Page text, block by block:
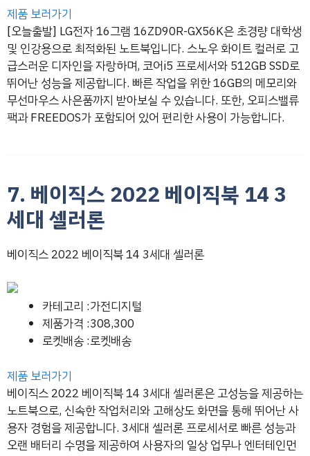
제품 보러가기
[오늘출발] LG전자 16그램 16ZD90R-GX56K은 초경량 대학생
및 인강용으로 최적화된 노트북입니다. 스노우 화이트 컬러로 고
급스러운 디자인을 자랑하며, 코어i5 프로세서와 512GB SSD로
뛰어난 성능을 제공합니다. 빠른 작업을 위한 16GB의 메모리와
무선마우스 사은품까지 받아보실 수 있습니다. 또한, 오피스밸류
팩과 FREEDOS가 포함되어 있어 편리한 사용이 가능합니다.
7. 베이직스 2022 베이직북 14 3
세대 셀러론
베이직스 2022 베이직북 14 3세대 셀러론
카테고리 :가전디지털
제품가격 :308,300
로켓배송 :로켓배송
제품 보러가기
베이직스 2022 베이직북 14 3세대 셀러론은 고성능을 제공하는
노트북으로, 신속한 작업처리와 고해상도 화면을 통해 뛰어난 사
용자 경험을 제공합니다. 3세대 셀러론 프로세서로 빠른 성능과
오랜 배터리 수명을 제공하여 사용자의 일상 업무나 엔터테인먼